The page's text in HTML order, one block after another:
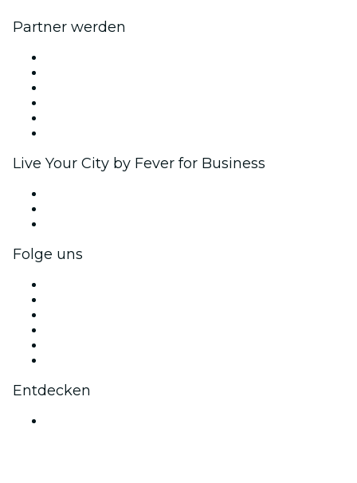
Partner werden
Live Your City by Fever for Business
Folge uns
Entdecken